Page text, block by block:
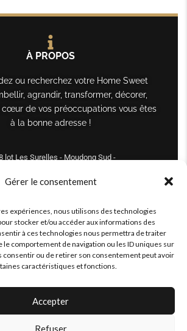
Gérer le consentement
expériences, nous utilisons des technologies
stocker et/ou accéder aux informations des
à ces technologies nous permettra de traiter
le comportement de navigation ou les ID uniques sur
consentir ou de retirer son consentement peut avoir
caractéristiques et fonctions.
Accepter
Refuser
À PROPOS
ou recherchez votre Home Sweet
agrandir, transformer, décorer,
de vos préoccupations vous êtes
à la bonne adresse !
lot Les Surelles - Moudong Sud -